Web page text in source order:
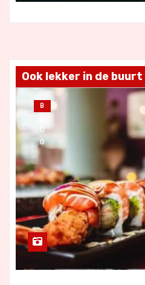
Ook lekker in de buurt
B
O
G